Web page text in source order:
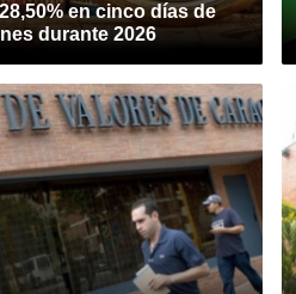
en cinco días de
durante 2026